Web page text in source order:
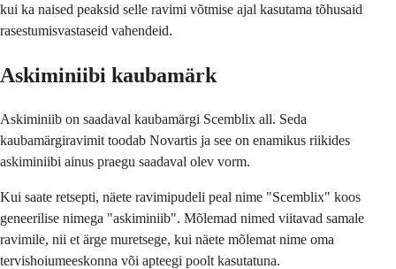
kui ka naised peaksid selle ravimi võtmise ajal kasutama tõhusaid
rasestumisvastaseid vahendeid.
Askiminiibi kaubamärk
Askiminiib on saadaval kaubamärgi Scemblix all. Seda
kaubamärgiravimit toodab Novartis ja see on enamikus riikides
askiminiibi ainus praegu saadaval olev vorm.
Kui saate retsepti, näete ravimipudeli peal nime "Scemblix" koos
geneerilise nimega "askiminiib". Mõlemad nimed viitavad samale
ravimile, nii et ärge muretsege, kui näete mõlemat nime oma
tervishoiumeeskonna või apteegi poolt kasutatuna.